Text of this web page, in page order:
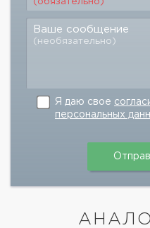
Ваше сообщение
(необязательно)
Я даю свое
персональных